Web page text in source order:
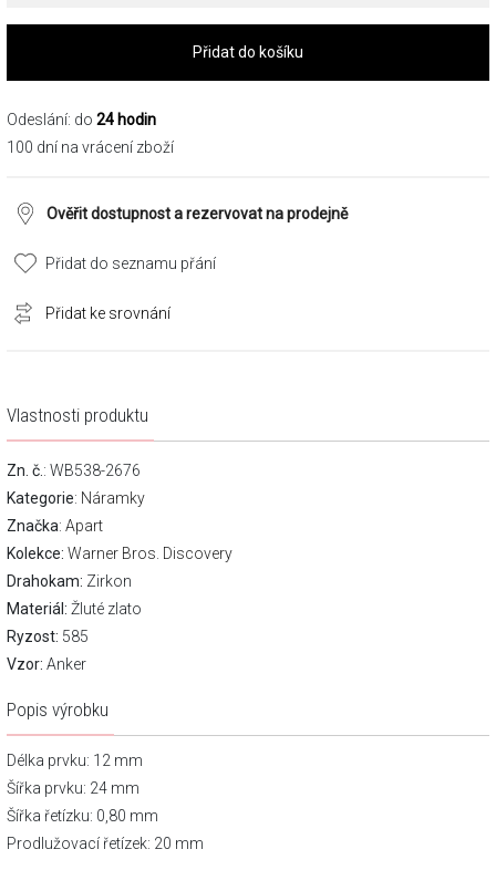
Přidat do košíku
Odeslání: do 24 hodin
100 dní na vrácení zboží
Ověřit dostupnost a rezervovat na prodejně
Přidat do seznamu přání
Přidat ke srovnání
Vlastnosti produktu
Zn. č. : WB538-2676
Kategorie: Náramky
Značka: Apart
Kolekce: Warner Bros. Discovery
Drahokam: Zirkon
Materiál: Žluté zlato
Ryzost: 585
Vzor: Anker
Popis výrobku
Délka prvku: 12 mm
Šířka prvku: 24 mm
Šířka řetízku: 0,80 mm
Prodlužovací řetízek: 20 mm